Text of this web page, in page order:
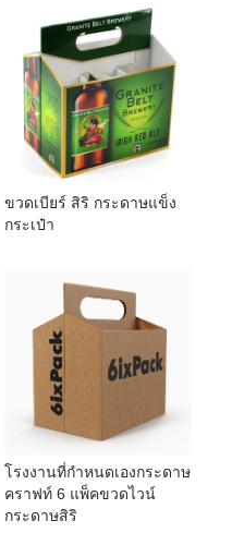
ขวดเบียร์ สิริ กระดาษแข็ง
กระเป๋า
โรงงานที่กำหนดเองกระดาษ
คราฟท์ 6 แพ็คขวดไวน์
กระดาษสิริ